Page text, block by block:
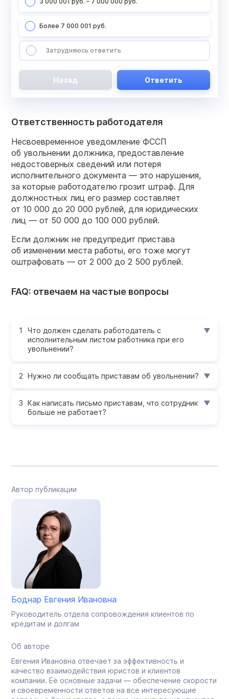
Более 7 000 001 руб.
Затрудняюсь ответить
Назад Ответить
Ответственность работодателя
Несвоевременное уведомление ФССП
об увольнении должника, предоставление
недостоверных сведений или потеря
исполнительного документа — это нарушения,
за которые работодателю грозит штраф. Для
должностных лиц его размер составляет
от 10 000 до 20 000 рублей, для юридических
лиц — от 50 000 до 100 000 рублей.
Если должник не предупредит пристава
об изменении места работы, его тоже могут
оштрафовать — от 2 000 до 2 500 рублей.
FAQ: отвечаем на частые вопросы
Что должен сделать работодатель с
исполнительным листом работника при его
увольнении?
Нужно ли сообщать приставам об увольнении?
Как написать письмо приставам, что сотрудник
больше не работает?
Автор публикации
Боднар Евгения Ивановна
Руководитель отдела сопровождения клиентов по
кредитам и долгам
Об авторе
Евгения Ивановна отвечает за эффективность и
качество взаимодействия юристов и клиентов
компании. Её основные задачи — обеспечение скорости
и своевременности ответов на все интересующие